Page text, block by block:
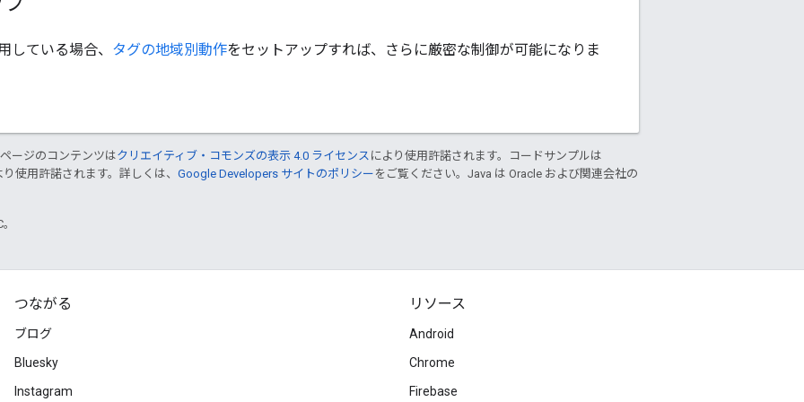
している場合、 タグの地域別動作をセットアップすれば、さらに厳密な制御が可能になりま
ージのコンテンツはクリエイティブ・コモンズの表示 4.0 ライセンス により使用許諾されます。コードサンプルは
り使用許諾されます。詳しくは、 Google Developers サイトのポリシー をご覧ください。Java は Oracle および関連会社の
つながる
ブログ
Bluesky
Instagram
リソース
Android
Chrome
Firebase